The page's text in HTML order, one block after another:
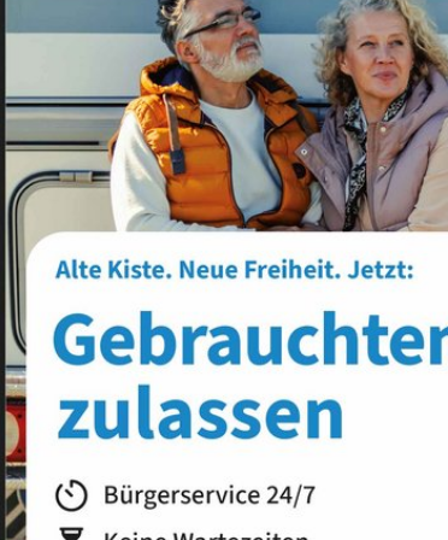
Landkreis
News-Liste News-Archiv